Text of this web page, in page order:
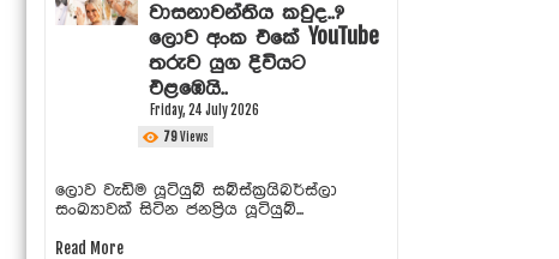
වාසනාවන්තිය කවුද..?
ලොව අංක එකේ YouTube
තරුව යුග දිවියට
එළඹෙයි..
Friday, 24 July 2026
79Views
ලොව වැඩිම යූටියුබ් සබ්ස්ක්‍රයිබර්ස්ලා
සංඛ්‍යාවක් සිටින ජනප්‍රිය යූටියුබ්...
Read More